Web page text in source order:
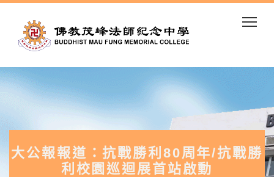
大公報報道：抗戰勝利80周年/抗戰勝
利校園巡迴展首站啟動